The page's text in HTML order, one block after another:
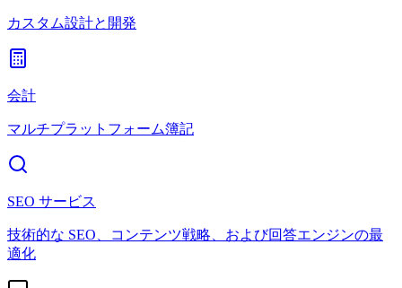
カスタム設計と開発
会計
マルチプラットフォーム簿記
SEO サービス
技術的な SEO、コンテンツ戦略、および回答エンジンの最
適化